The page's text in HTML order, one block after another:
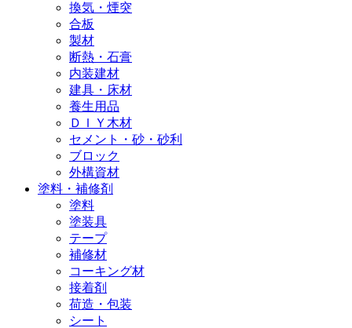
換気・煙突
合板
製材
断熱・石膏
内装建材
建具・床材
養生用品
ＤＩＹ木材
セメント・砂・砂利
ブロック
外構資材
塗料・補修剤
塗料
塗装具
テープ
補修材
コーキング材
接着剤
荷造・包装
シート